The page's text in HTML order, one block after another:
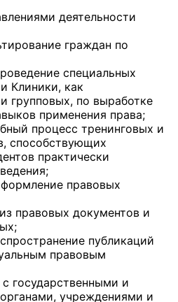
деятельности
граждан по
специальных
Клиники, как
групповых, по выработке
применения права;
процесс тренинговых и
способствующих
практически
правовых
правовых документов и
публикаций
правовым
и
учреждениями и